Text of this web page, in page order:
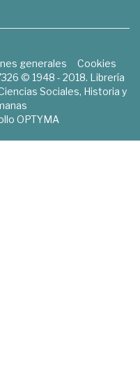
generales
Cookies
© 1948 - 2018. Librería
Sociales, Historia y
OPTYMA